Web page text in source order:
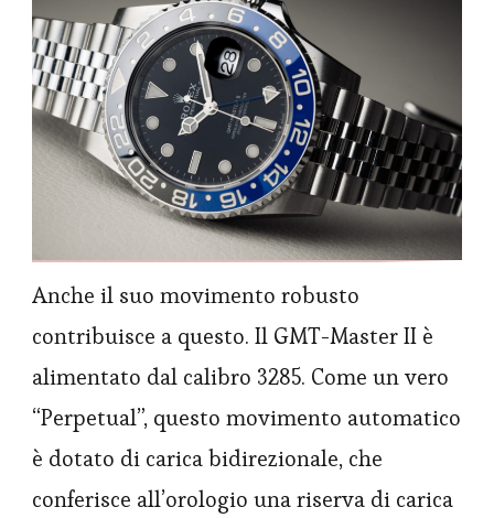
Anche il suo movimento robusto
contribuisce a questo. Il GMT-Master II è
alimentato dal calibro 3285. Come un vero
“Perpetual”, questo movimento automatico
è dotato di carica bidirezionale, che
conferisce all’orologio una riserva di carica